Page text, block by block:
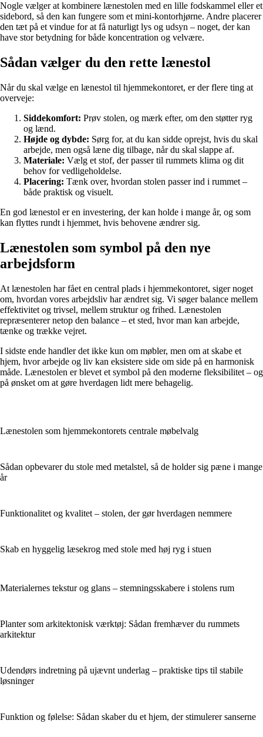
Nogle vælger at kombinere lænestolen med en lille fodskammel eller et
sidebord, så den kan fungere som et mini-kontorhjørne. Andre placerer
den tæt på et vindue for at få naturligt lys og udsyn – noget, der kan
have stor betydning for både koncentration og velvære.
Sådan vælger du den rette lænestol
Når du skal vælge en lænestol til hjemmekontoret, er der flere ting at
overveje:
Siddekomfort: Prøv stolen, og mærk efter, om den støtter ryg
og lænd.
Højde og dybde: Sørg for, at du kan sidde oprejst, hvis du skal
arbejde, men også læne dig tilbage, når du skal slappe af.
Materiale: Vælg et stof, der passer til rummets klima og dit
behov for vedligeholdelse.
Placering: Tænk over, hvordan stolen passer ind i rummet –
både praktisk og visuelt.
En god lænestol er en investering, der kan holde i mange år, og som
kan flyttes rundt i hjemmet, hvis behovene ændrer sig.
Lænestolen som symbol på den nye
arbejdsform
At lænestolen har fået en central plads i hjemmekontoret, siger noget
om, hvordan vores arbejdsliv har ændret sig. Vi søger balance mellem
effektivitet og trivsel, mellem struktur og frihed. Lænestolen
repræsenterer netop den balance – et sted, hvor man kan arbejde,
tænke og trække vejret.
I sidste ende handler det ikke kun om møbler, men om at skabe et
hjem, hvor arbejde og liv kan eksistere side om side på en harmonisk
måde. Lænestolen er blevet et symbol på den moderne fleksibilitet – og
på ønsket om at gøre hverdagen lidt mere behagelig.
Lænestolen som hjemmekontorets centrale møbelvalg
Sådan opbevarer du stole med metalstel, så de holder sig pæne i mange
år
Funktionalitet og kvalitet – stolen, der gør hverdagen nemmere
Skab en hyggelig læsekrog med stole med høj ryg i stuen
Materialernes tekstur og glans – stemningsskabere i stolens rum
Planter som arkitektonisk værktøj: Sådan fremhæver du rummets
arkitektur
Udendørs indretning på ujævnt underlag – praktiske tips til stabile
løsninger
Funktion og følelse: Sådan skaber du et hjem, der stimulerer sanserne